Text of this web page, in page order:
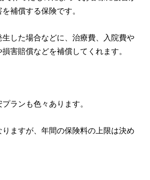
補償する保険です。
した場合などに、治療費、入院費や
害賠償などを補償してくれます。
ランも色々あります。
ますが、年間の保険料の上限は決め